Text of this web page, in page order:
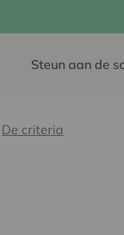
Steun aan de
De criteria